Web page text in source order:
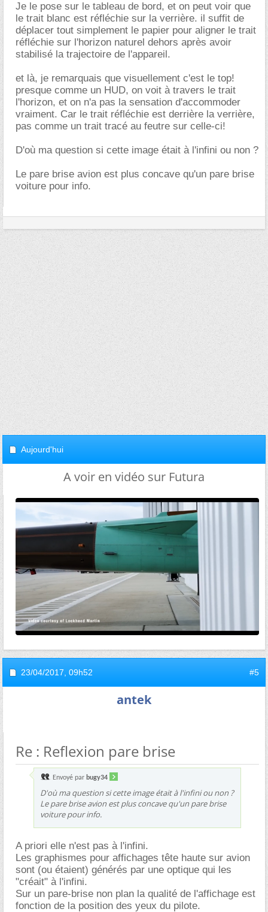
Je le pose sur le tableau de bord, et on peut voir que
le trait blanc est réfléchie sur la verrière. il suffit de
déplacer tout simplement le papier pour aligner le trait
réfléchie sur l'horizon naturel dehors après avoir
stabilisé la trajectoire de l'appareil.
et là, je remarquais que visuellement c'est le top!
presque comme un HUD, on voit à travers le trait
l'horizon, et on n'a pas la sensation d'accommoder
vraiment. Car le trait réfléchie est derrière la verrière,
pas comme un trait tracé au feutre sur celle-ci!
D'où ma question si cette image était à l'infini ou non ?
Le pare brise avion est plus concave qu'un pare brise
voiture pour info.
Aujourd'hui
A voir en vidéo sur Futura
23/04/2017, 09h52 #5
antek
Re : Reflexion pare brise
Envoyé par bugy34
D'où ma question si cette image était à l'infini ou non ?
Le pare brise avion est plus concave qu'un pare brise
voiture pour info.
A priori elle n'est pas à l'infini.
Les graphismes pour affichages tête haute sur avion
sont (ou étaient) générés par une optique qui les
"créait" à l'infini.
Sur un pare-brise non plan la qualité de l'affichage est
fonction de la position des yeux du pilote.